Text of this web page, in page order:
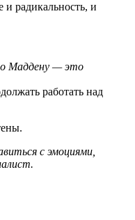
радикальность, и
Маддену — это
работать над
с эмоциями,